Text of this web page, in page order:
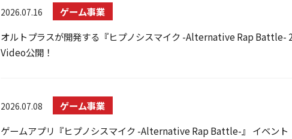
2026.07.16
ゲーム事業
オルトプラスが開発する『ヒプノシスマイク -Alternative Rap
Video公開！
2026.07.08
ゲーム事業
ゲームアプリ『ヒプノシスマイク -Alternative Rap Battle-』 イベン